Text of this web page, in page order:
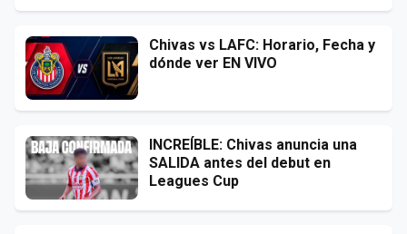
Chivas vs LAFC: Horario, Fecha y
dónde ver EN VIVO
INCREÍBLE: Chivas anuncia una
SALIDA antes del debut en
Leagues Cup